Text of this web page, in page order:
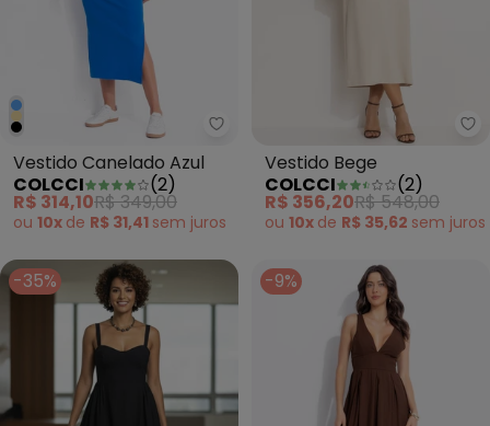
Colcci - Vestido Canelado Azul
Vestido Canelado Azul
COLCCI
(2)
R$ 314,10R$ 349,00
ou 10x de R$ 31,41 sem juros
Vestido Bege
COLCCI
(2)
R$ 356,20R$ 548,00
ou 10x de R$ 35,62 sem juros
-35% -9%